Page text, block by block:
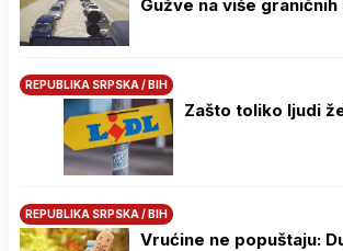
Gužve na više
REPUBLIKA SRPSKA / BIH
Zašto toliko ljudi
REPUBLIKA SRPSKA / BIH
Vrućine ne popuštaju: